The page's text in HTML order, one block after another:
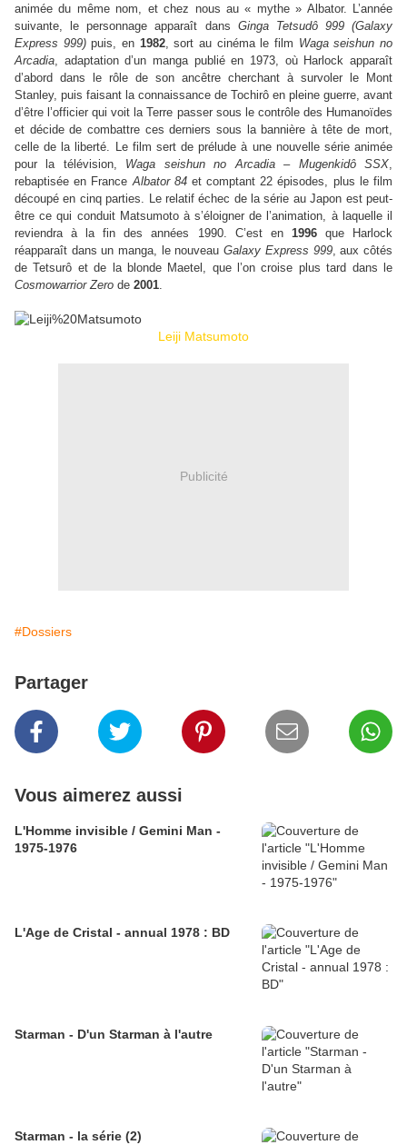
animée du même nom, et chez nous au « mythe » Albator. L’année
suivante, le personnage apparaît dans Ginga Tetsudô 999 (Galaxy
Express 999)puis, en 1982, sort au cinéma le film Waga seishun no
Arcadia , adaptation d’un manga publié en 1973, où Harlock apparaît
d’abord dans le rôle de son ancêtre cherchant à survoler le Mont
Stanley, puis faisant la connaissance de Tochirô en pleine guerre, avant
d’être l’officier qui voit la Terre passer sous le contrôle des Humanoïdes
et décide de combattre ces derniers sous la bannière à tête de mort,
celle de la liberté. Le film sert de prélude à une nouvelle série animée
pour la télévision, Waga seishun no Arcadia – Mugenkidô SSX
rebaptisée en France Albator 84et comptant 22 épisodes, plus le film
découpé en cinq parties. Le relatif échec de la série au Japon est peut-
être ce qui conduit Matsumoto à s’éloigner de l’animation, à laquelle il
reviendra à la fin des années 1990. C’est en 1996que Harlock
réapparaît dans un manga, le nouveauGalaxy Express 999, aux côtés
de Tetsurô et de la blonde Maetel, que l’on croise plus tard dans le
Cosmowarrior Zero de 2001
Leiji Matsumoto
Publicité
#Dossiers
Partager
Vous aimerez aussi
L'Homme invisible / Gemini Man -
1975-1976
L'Age de Cristal - annual 1978 : BD
Starman - D'un Starman à l'autre
Starman - la série (2)